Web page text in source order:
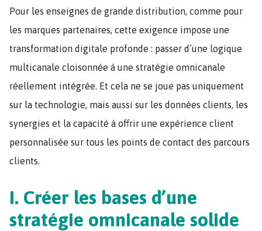
Pour les enseignes de grande distribution, comme pour
les marques partenaires, cette exigence impose une
transformation digitale profonde : passer d’une logique
multicanale cloisonnée à une stratégie omnicanale
réellement intégrée. Et cela ne se joue pas uniquement
sur la technologie, mais aussi sur les données clients, les
synergies et la capacité à offrir une expérience client
personnalisée sur tous les points de contact des parcours
clients.
I. Créer les bases d’une
stratégie omnicanale solide